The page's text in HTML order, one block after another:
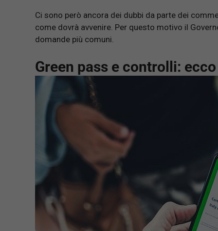
Ci sono però ancora dei dubbi da parte dei
come dovrà avvenire. Per questo motivo il
domande più comuni.
Green pass e controlli: